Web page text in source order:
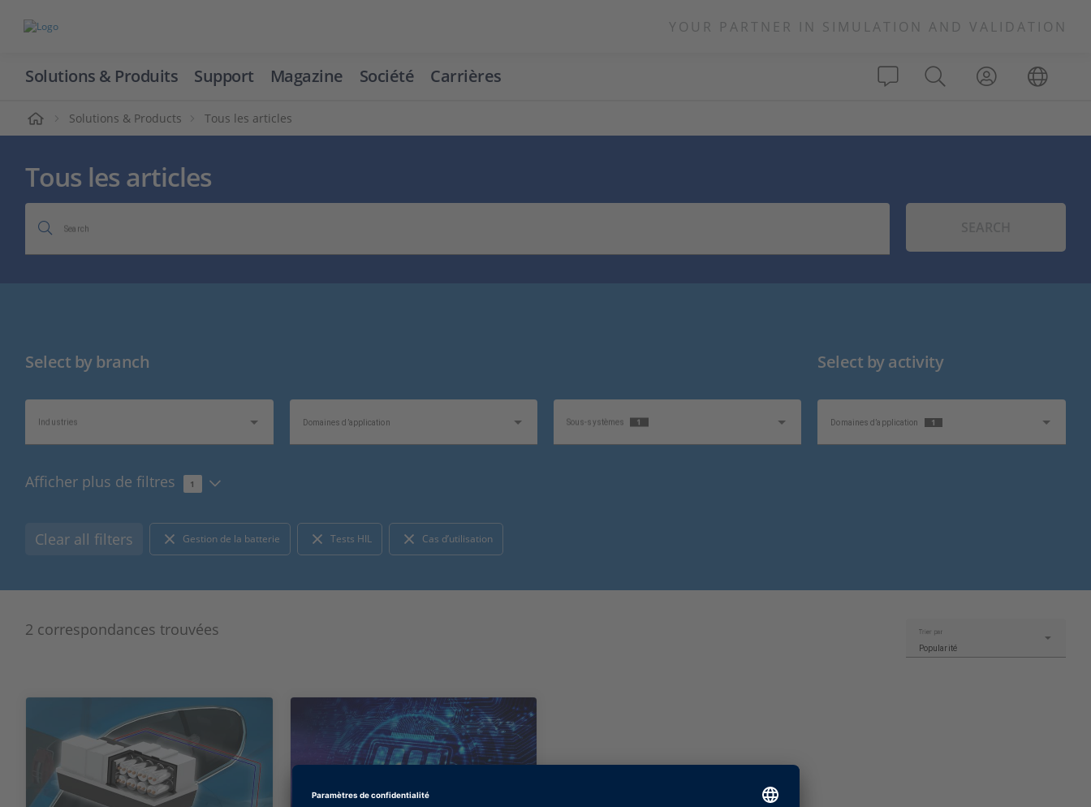
YOUR PARTNER IN SIMULATION AND VALIDATION
Solutions & Produits Support Magazine Société Carrières
Solutions & Products Tous les articles
Tous les articles
Search
Select by branch
Industries Domaines d’application Sous-systèmes 1
Select by activity
Domaines d’application 1
Afficher plus de filtres 1
Clear all filters Gestion de la batterie Tests HIL Cas d’utilisation
2 correspondances trouvées Trier par
Popularité